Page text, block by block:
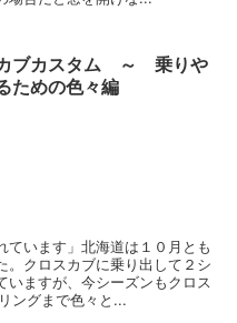
ブカスタム ～ 乗りや
ための色々編
ています」北海道は１０月とも
。クロスカブに乗り出して２シ
いますが、今シーズンもクロス
ングまで色々と...